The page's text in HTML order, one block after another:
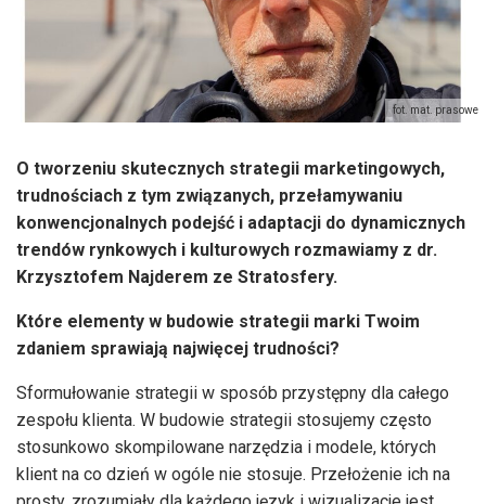
fot. mat. prasowe
O tworzeniu skutecznych strategii marketingowych,
trudnościach z tym związanych, przełamywaniu
konwencjonalnych podejść i adaptacji do dynamicznych
trendów rynkowych i kulturowych rozmawiamy z dr.
Krzysztofem Najderem ze Stratosfery.
Które elementy w budowie strategii marki Twoim
zdaniem sprawiają najwięcej trudności?
Sformułowanie strategii w sposób przystępny dla całego
zespołu klienta. W budowie strategii stosujemy często
stosunkowo skompilowane narzędzia i modele, których
klient na co dzień w ogóle nie stosuje. Przełożenie ich na